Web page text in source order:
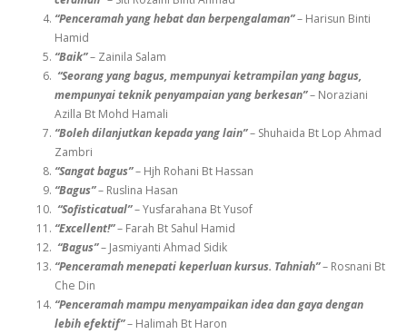
“Penceramah yang hebat dan berpengalaman”– Harisun Binti
Hamid
“Baik”– Zainila Salam
“Seorang yang bagus, mempunyai ketrampilan yang bagus,
mempunyai teknik penyampaian yang berkesan”– Noraziani
Azilla Bt Mohd Hamali
“Boleh dilanjutkan kepada yang lain”– Shuhaida Bt Lop Ahmad
Zambri
“Sangat bagus”– Hjh Rohani Bt Hassan
“Bagus”– Ruslina Hasan
“Sofisticatual”– Yusfarahana Bt Yusof
“Excellent!”– Farah Bt Sahul Hamid
“Bagus”– Jasmiyanti Ahmad Sidik
“Penceramah menepati keperluan kursus. Tahniah”– Rosnani Bt
Che Din
“Penceramah mampu menyampaikan idea dan gaya dengan
lebih efektif”– Halimah Bt Haron